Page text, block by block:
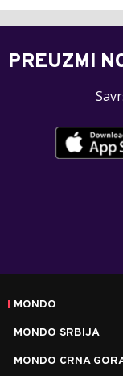
PREUZMI
MONDO
MONDO SRBIJA
MONDO CRNA